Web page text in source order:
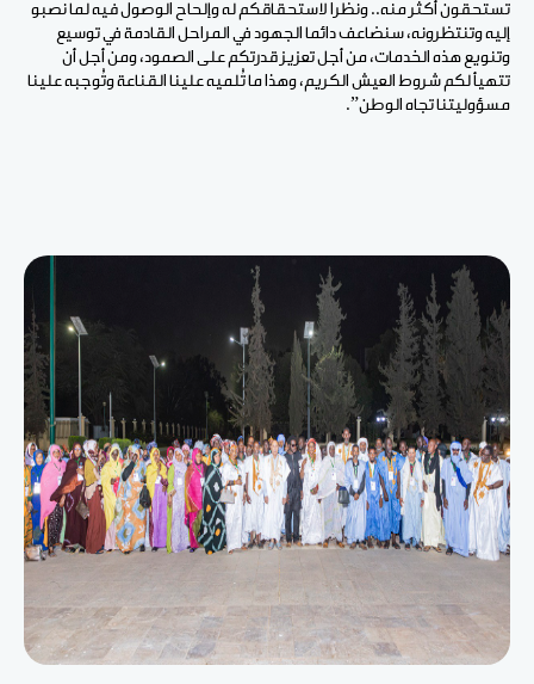
تستحقون أكثر منه.. ونظرا لاستحقاقكم له وإلحاح الوصول فيه لما نصبو
إليه وتنتظرونه، سنضاعف دائما الجهود في المراحل القادمة في توسيع
وتنويع هذه الخدمات، من أجل تعزيز قدرتكم على الصمود، ومن أجل أن
تتهيأ لكم شروط العيش الكريم، وهذا ما تُلميه علينا القناعة وتُوجبه علينا
مسؤوليتنا تجاه الوطن”.